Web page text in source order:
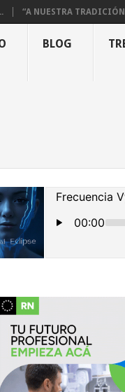
“A NUESTRA
BLOG